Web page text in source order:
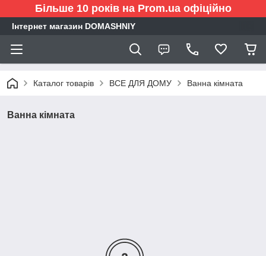
Більше 10 років на Prom.ua офіційно
Інтернет магазин DOMASHNIY
Каталог товарів ВСЕ ДЛЯ ДОМУ Ванна кімната
Ванна кімната